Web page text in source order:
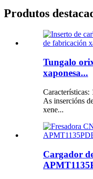
Produtos
Tungalo
xaponesa...
Características:
As insercións
xene...
Cargador